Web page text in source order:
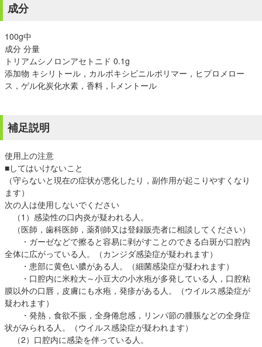
成分
100g中
成分 分量
トリアムシノロンアセトニド 0.1g
添加物 キシリトール，カルボキシビニルポリマー，ヒプロメロー
ス，ゲル化炭化水素，香料，l-メントール
補足説明
使用上の注意
■してはいけないこと
（守らないと現在の症状が悪化したり，副作用が起こりやすくなり
ます）
次の人は使用しないでください
（1）感染性の口内炎が疑われる人。
（医師，歯科医師，薬剤師又は登録販売者に相談してください）
・ガーゼなどで擦ると容易に剥がすことのできる白斑が口腔内
全体に広がっている人。（カンジダ感染症が疑われます）
・患部に黄色い膿がある人。（細菌感染症が疑われます）
・口腔内に米粒大～小豆大の小水疱が多発している人，口腔粘
膜以外の口唇，皮膚にも水疱，発疹がある人。（ウイルス感染症が
疑われます）
・発熱，食欲不振，全身倦怠感，リンパ節の腫脹などの全身症
状がみられる人。（ウイルス感染症が疑われます）
（2）口腔内に感染を伴っている人。